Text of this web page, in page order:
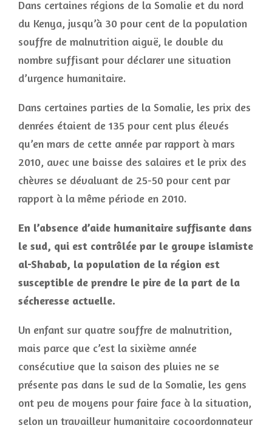
Dans certaines régions de la Somalie et du nord
du Kenya, jusqu’à 30 pour cent de la population
souffre de malnutrition aiguë, le double du
nombre suffisant pour déclarer une situation
d’urgence humanitaire.
Dans certaines parties de la Somalie, les prix des
denrées étaient de 135 pour cent plus élevés
qu’en mars de cette année par rapport à mars
2010, avec une baisse des salaires et le prix des
chèvres se dévaluant de 25-50 pour cent par
rapport à la même période en 2010.
En l’absence d’aide humanitaire suffisante dans
le sud, qui est contrôlée par le groupe islamiste
al-Shabab, la population de la région est
susceptible de prendre le pire de la part de la
sécheresse actuelle.
Un enfant sur quatre souffre de malnutrition,
mais parce que c’est la sixième année
consécutive que la saison des pluies ne se
présente pas dans le sud de la Somalie, les gens
ont peu de moyens pour faire face à la situation,
selon un travailleur humanitaire cocoordonnateur